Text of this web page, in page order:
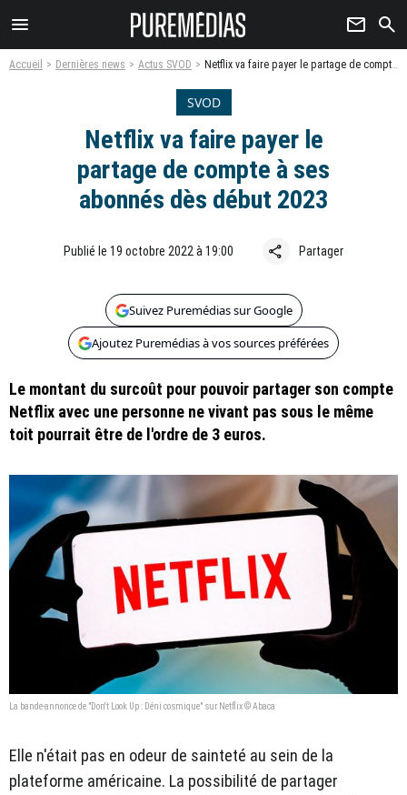
menu newsletter search
Accueil Dernières news Actus SVOD Netflix va faire payer le partage de compte à ses abonnés dès début 2023
SVOD
Netflix va faire payer le
partage de compte à ses
abonnés dès début 2023
Publié le 19 octobre 2022 à 19:00 share Partager
Suivez Puremédias sur Google
Ajoutez Puremédias à vos sources préférées
Le montant du surcoût pour pouvoir partager son compte
Netflix avec une personne ne vivant pas sous le même
toit pourrait être de l'ordre de 3 euros.
La bande-annonce de "Don't Look Up : Déni cosmique" sur Netflix © Abaca
Elle n'était pas en odeur de sainteté au sein de la
plateforme américaine. La possibilité de partager